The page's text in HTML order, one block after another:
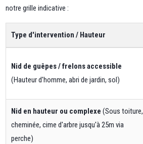
notre grille indicative :
Type d'intervention / Hauteur
Nid de guêpes / frelons accessible
(Hauteur d'homme, abri de jardin, sol)
Nid en hauteur ou complexe (Sous toiture,
cheminée, cime d'arbre jusqu'à 25m via
perche)